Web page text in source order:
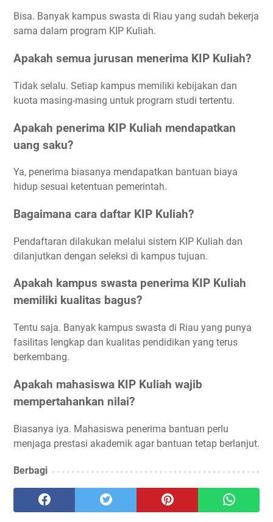
Bisa. Banyak kampus swasta di Riau yang sudah bekerja
sama dalam program KIP Kuliah.
Apakah semua jurusan menerima KIP Kuliah?
Tidak selalu. Setiap kampus memiliki kebijakan dan
kuota masing-masing untuk program studi tertentu.
Apakah penerima KIP Kuliah mendapatkan
uang saku?
Ya, penerima biasanya mendapatkan bantuan biaya
hidup sesuai ketentuan pemerintah.
Bagaimana cara daftar KIP Kuliah?
Pendaftaran dilakukan melalui sistem KIP Kuliah dan
dilanjutkan dengan seleksi di kampus tujuan.
Apakah kampus swasta penerima KIP Kuliah
memiliki kualitas bagus?
Tentu saja. Banyak kampus swasta di Riau yang punya
fasilitas lengkap dan kualitas pendidikan yang terus
berkembang.
Apakah mahasiswa KIP Kuliah wajib
mempertahankan nilai?
Biasanya iya. Mahasiswa penerima bantuan perlu
menjaga prestasi akademik agar bantuan tetap berlanjut.
Berbagi